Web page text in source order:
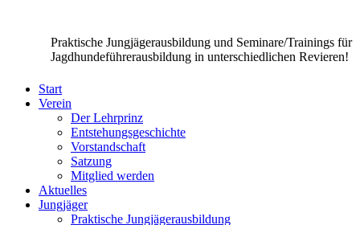
Praktische Jungjägerausbildung und Seminare/Trainings für
Jagdhundeführerausbildung in unterschiedlichen Revieren!
Start
Verein
Der Lehrprinz
Entstehungsgeschichte
Vorstandschaft
Satzung
Mitglied werden
Aktuelles
Jungjäger
Praktische Jungjägerausbildung